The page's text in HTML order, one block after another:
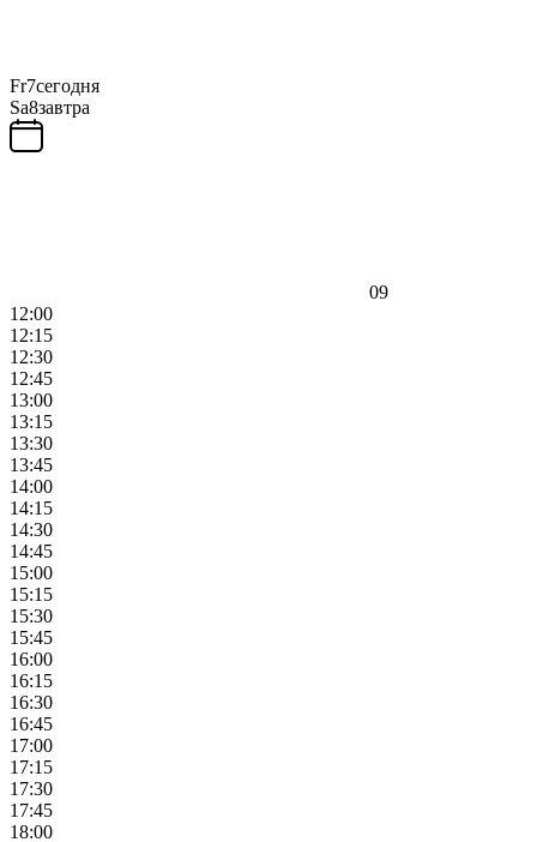
Fr7сегодня
Sa8завтра
09
12:00
12:15
12:30
12:45
13:00
13:15
13:30
13:45
14:00
14:15
14:30
14:45
15:00
15:15
15:30
15:45
16:00
16:15
16:30
16:45
17:00
17:15
17:30
17:45
18:00